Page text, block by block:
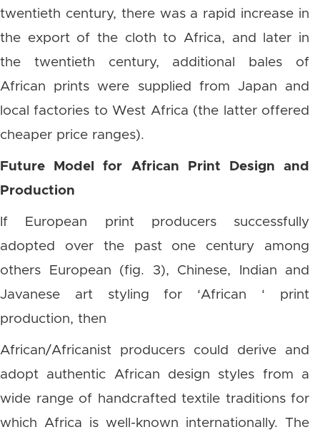
twentieth century, there was a rapid increase in
the export of the cloth to Africa, and later in
the twentieth century, additional bales of
African prints were supplied from Japan and
local factories to West Africa (the latter offered
cheaper price ranges).
Future Model for African Print Design and
Production
If European print producers successfully
adopted over the past one century among
others European (fig. 3), Chinese, Indian and
Javanese art styling for ‘African ‘ print
production, then
African/Africanist producers could derive and
adopt authentic African design styles from a
wide range of handcrafted textile traditions for
which Africa is well-known internationally. The